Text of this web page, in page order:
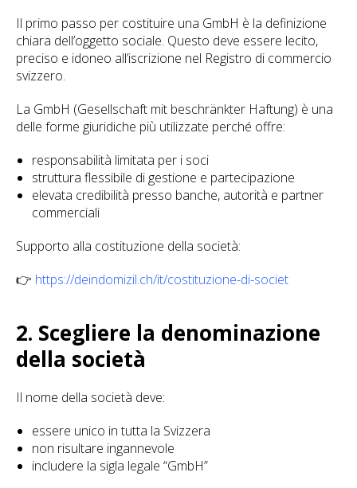
Il primo passo per costituire una GmbH è la definizione
chiara dell’oggetto sociale. Questo deve essere lecito,
preciso e idoneo all’iscrizione nel Registro di commercio
svizzero.
La GmbH (Gesellschaft mit beschränkter Haftung) è una
delle forme giuridiche più utilizzate perché offre:
responsabilità limitata per i soci
struttura flessibile di gestione e partecipazione
elevata credibilità presso banche, autorità e partner
commerciali
Supporto alla costituzione della società:
👉 https://deindomizil.ch/it/costituzione-di-societ
2. Scegliere la denominazione
della società
Il nome della società deve:
essere unico in tutta la Svizzera
non risultare ingannevole
includere la sigla legale “GmbH”